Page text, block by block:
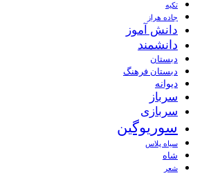
تکیه
جاده هراز
دانش آموز
دانشمند
دبستان
دبستان فرهنگ
دیوانه
سرباز
سربازی
سوریوگین
سیاه پلاس
شاه
شعر